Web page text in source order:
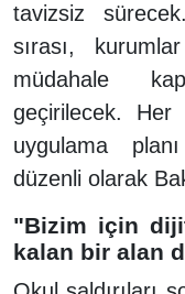
tavizsiz
sırası,
müdahale
geçirilecek.
uygulama
düzenli olarak
"Bizim için
kalan bir alan